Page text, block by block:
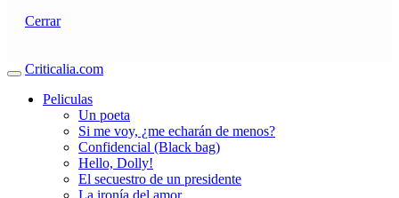
Cerrar
Criticalia.com
Peliculas
Un poeta
Si me voy, ¿me echarán de menos?
Confidencial (Black bag)
Hello, Dolly!
El secuestro de un presidente